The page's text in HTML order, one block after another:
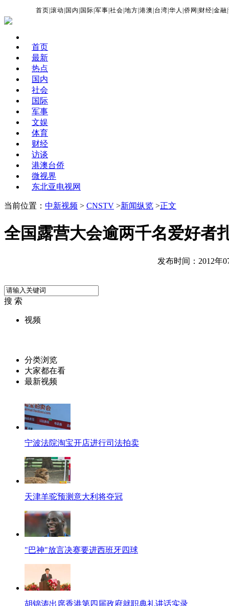
首页 |滚动 国内 国际 |军事 |社会 |地方 |港澳 台湾 |华人 |侨网 财经 |金融 |
首页
最新
热点
国内
社会
国际
军事
文娱
体育
财经
访谈
港澳台侨
微视界
东北亚电视网
当前位置： 中新视频 > CNSTV >新闻纵览 >正文
全国露营大会逾两千名爱好者
发布时间：2012年
搜 索
视频
分类浏览
大家都在看
最新视频
宁波法院淘宝开店进行司法拍卖
天津羊驼预测意大利将夺冠
"巴神"放言决赛要进西班牙四球
胡锦涛出席香港第四届政府就职典礼讲话实录